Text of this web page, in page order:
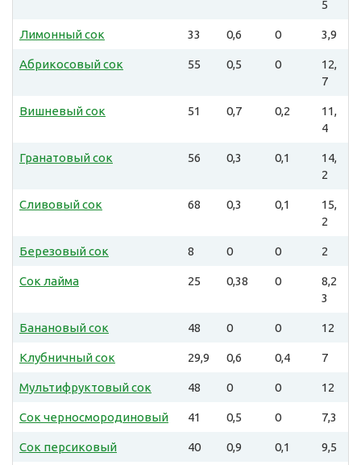
5
Лимонный сок 33 0,6 0 3,9
Абрикосовый сок 55 0,5 0
12,
7
Вишневый сок 51 0,7 0,2
11,
4
Гранатовый сок 56 0,3 0,1
14,
2
Сливовый сок 68 0,3 0,1
15,
2
Березовый сок 8 0 0 2
Сок лайма 25 0,38 0
8,2
3
Банановый сок 48 0 0 12
Клубничный сок 29,9 0,6 0,4 7
Мультифруктовый сок 48 0 0 12
Сок черносмородиновый 41 0,5 0 7,3
Сок персиковый 40 0,9 0,1 9,5